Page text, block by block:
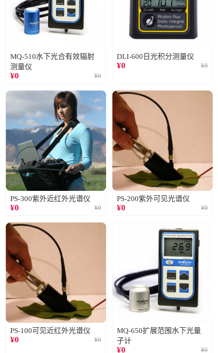
MQ-510水下光合有效辐射
测量仪
¥0 ¥0
DLI-600日光积分测量仪
¥0 ¥0
PS-300紫外近红外光谱仪
¥0 ¥0
PS-200紫外可见光谱仪
¥0 ¥0
PS-100可见近红外光谱仪
¥0 ¥0
MQ-650扩展范围水下光量
子计
¥0 ¥0